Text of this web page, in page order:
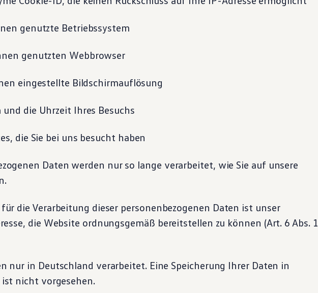
genutzte Betriebssystem
genutzten Webbrowser
Bildschirmauflösung
die Uhrzeit Ihres Besuchs
Sie bei uns besucht haben
Daten werden nur so lange verarbeitet, wie Sie auf unsere
die Verarbeitung dieser personenbezogenen Daten ist unser
die Website ordnungsgemäß bereitstellen zu können (Art. 6 Abs. 1
nur in Deutschland verarbeitet. Eine Speicherung Ihrer Daten in
nicht vorgesehen.